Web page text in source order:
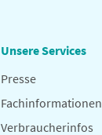
Unsere Services
Presse
Fachinformationen
Verbraucherinfos